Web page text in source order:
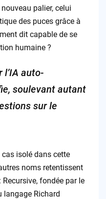
palier, celui
des puces grâce à
dit capable de se
humaine ?
auto-
soulevant autant
sur le
cas isolé dans cette
noms retentissent
fondée par le
langage Richard